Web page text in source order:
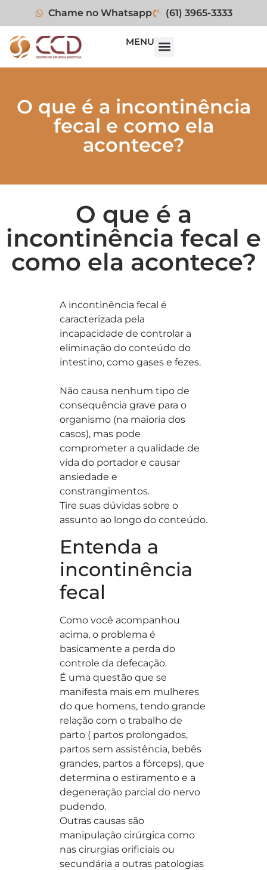
Chame no Whatsapp (61) 3965-3333
MENU
O que é a incontinência
fecal e como ela
acontece?
O que é a
incontinência fecal e
como ela acontece?
A incontinência fecal é
caracterizada pela
incapacidade de controlar a
eliminação do conteúdo do
intestino, como gases e fezes.
Não causa nenhum tipo de
consequência grave para o
organismo (na maioria dos
casos), mas pode
comprometer a qualidade de
vida do portador e causar
ansiedade e
constrangimentos.
Tire suas dúvidas sobre o
assunto ao longo do conteúdo.
Entenda a
incontinência
fecal
Como você acompanhou
acima, o problema é
basicamente a perda do
controle da defecação.
É uma questão que se
manifesta mais em mulheres
do que homens, tendo grande
relação com o trabalho de
parto ( partos prolongados,
partos sem assistência, bebês
grandes, partos a fórceps), que
determina o estiramento e a
degeneração parcial do nervo
pudendo.
Outras causas são
manipulação cirúrgica como
nas cirurgias orificiais ou
secundária a outras patologias